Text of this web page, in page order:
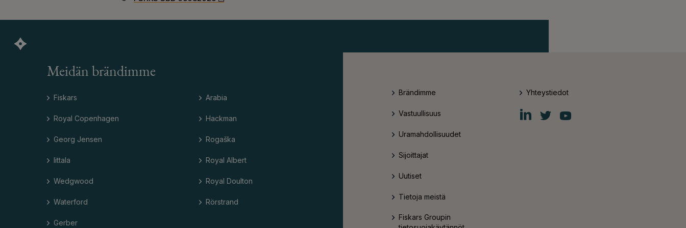
Meidän brändimme
Fiskars
Royal Copenhagen
Georg Jensen
Iittala
Wedgwood
Waterford
Gerber
Arabia
Hackman
Rogaška
Royal Albert
Royal Doulton
Rörstrand
Brändimme
Vastuullisuus
Uramahdollisuudet
Sijoittajat
Uutiset
Tietoja meistä
Fiskars Groupin
Yhteystiedot
Fiskars
Group
Fiskars
Group
Fiskars
Group